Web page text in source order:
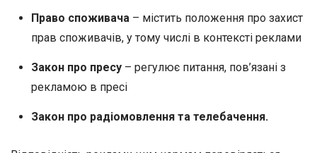
Право споживача – містить положення про захист
прав споживачів, у тому числі в контексті реклами
Закон про пресу– регулює питання, пов’язані з
рекламою в пресі
Закон про радіомовлення та телебачення.